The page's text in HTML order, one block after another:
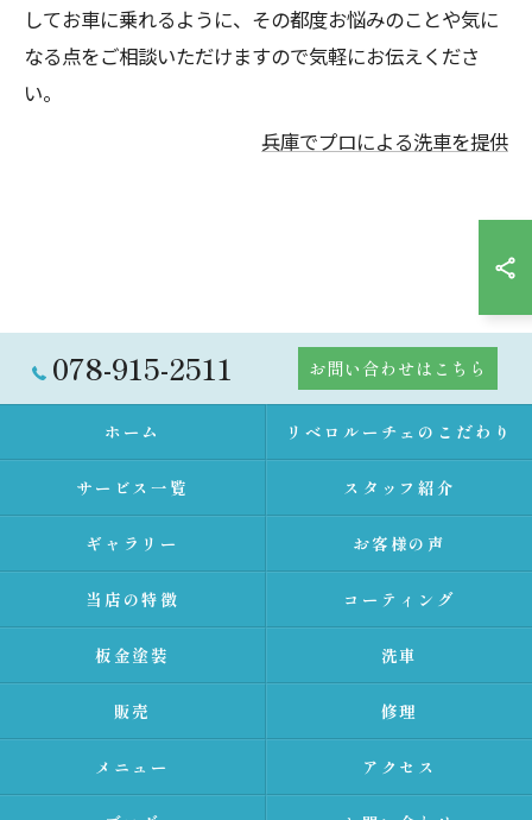
してお車に乗れるように、その都度お悩みのことや気に
なる点をご相談いただけますので気軽にお伝えくださ
い。
兵庫でプロによる洗車を提供
078-915-2511 お問い合わせはこちら
ホーム リベロルーチェのこだわり
サービス一覧 スタッフ紹介
ギャラリー お客様の声
当店の特徴 コーティング
板金塗装 洗車
販売 修理
メニュー アクセス